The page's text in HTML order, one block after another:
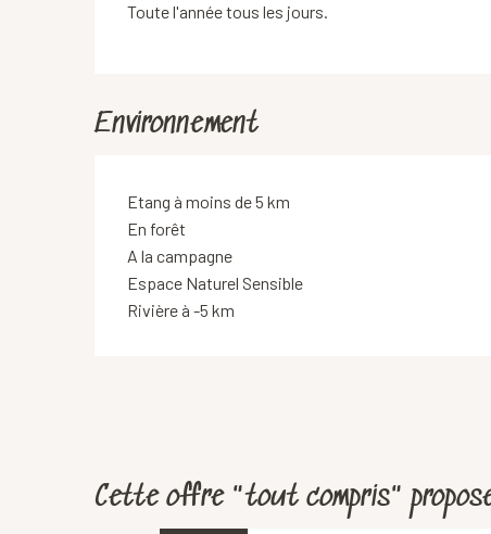
Toute l'année tous les jours.
Environnement
Etang à moins de 5 km
En forêt
A la campagne
Espace Naturel Sensible
Rivière à -5 km
Cette offre "tout compris"